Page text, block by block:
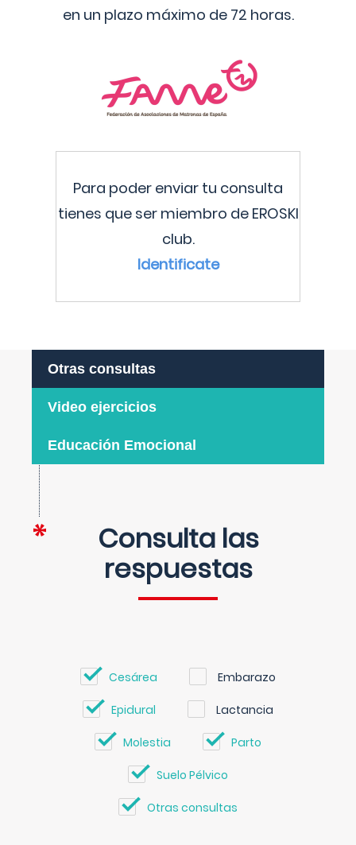
en un plazo máximo de 72 horas.
Para poder enviar tu consulta
tienes que ser miembro de EROSKI
club.
Identificate
Otras consultas
Video ejercicios
Educación Emocional
Consulta las
respuestas
Cesárea Embarazo
Epidural Lactancia
Molestia Parto
Suelo Pélvico
Otras consultas